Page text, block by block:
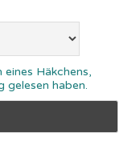
Häkchens,
gelesen haben.